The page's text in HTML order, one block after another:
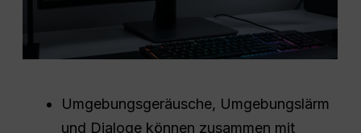
Umgebungsgeräusche, Umgebungslärm
und Dialoge können zusammen mit